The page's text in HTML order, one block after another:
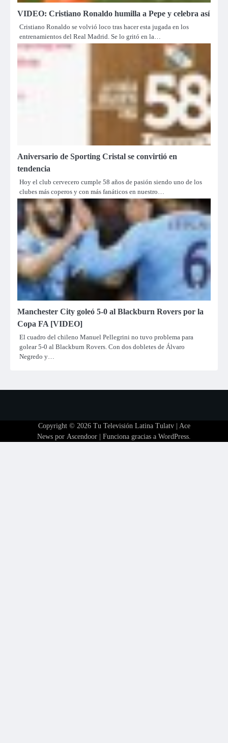
VIDEO: Cristiano Ronaldo humilla a Pepe y celebra así
Cristiano Ronaldo se volvió loco tras hacer esta jugada en los
entrenamientos del Real Madrid. Se lo gritó en la…
Aniversario de Sporting Cristal se convirtió en
tendencia
Hoy el club cervecero cumple 58 años de pasión siendo uno de los
clubes más coperos y con más fanáticos en nuestro…
Manchester City goleó 5-0 al Blackburn Rovers por la
Copa FA [VIDEO]
El cuadro del chileno Manuel Pellegrini no tuvo problema para
golear 5-0 al Blackburn Rovers. Con dos dobletes de Álvaro
Negredo y…
Copyright © 2026 Tu Televisión Latina Tulatv| Ace
News por Ascendoor | Funciona gracias a WordPress